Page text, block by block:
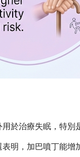
於治療失眠，特別
明，加巴噴丁能增